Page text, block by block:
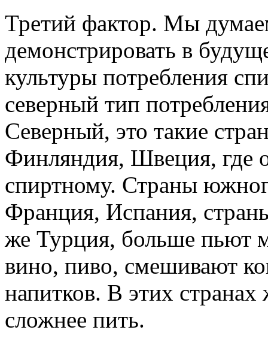
Третий фактор. Мы
демонстрировать в
культуры потребления
северный тип
Северный, это такие
Финляндия, Швеция, где
спиртному. Страны
Франция, Испания,
же Турция, больше пьют
вино, пиво, смешивают
напитков. В этих
сложнее пить.